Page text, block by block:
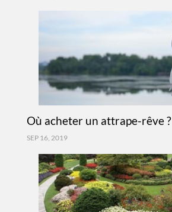
Où acheter un attrape-rêve ?
SEP 16, 2019